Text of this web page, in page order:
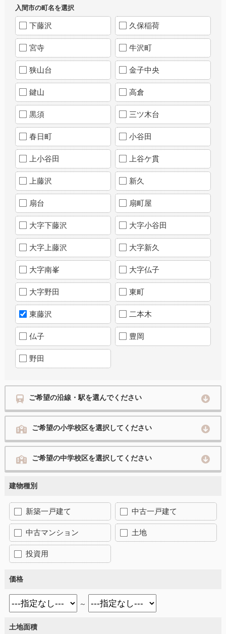
入間市の町名を選択
下藤沢 久保稲荷
宮寺 牛沢町
狭山台 金子中央
鍵山 高倉
黒須 三ツ木台
春日町 小谷田
上小谷田 上谷ケ貫
上藤沢 新久
扇台 扇町屋
大字下藤沢 大字小谷田
大字上藤沢 大字新久
大字南峯 大字仏子
大字野田 東町
東藤沢 二本木
仏子 豊岡
野田
ご希望の沿線・駅を選んでください
ご希望の小学校区を選択してください
ご希望の中学校区を選択してください
建物種別
新築一戸建て 中古一戸建て
中古マンション 土地
投資用
価格
～
土地面積